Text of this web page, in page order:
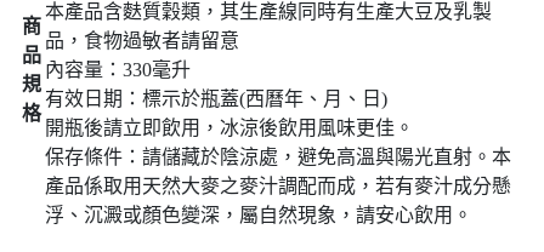
商
品
規
格
本產品含麩質穀類，其生產線同時有生產大豆及乳製
品，食物過敏者請留意
內容量：330毫升
有效日期：標示於瓶蓋(西曆年、月、日)
開瓶後請立即飲用，冰涼後飲用風味更佳。
保存條件：請儲藏於陰涼處，避免高溫與陽光直射。本
產品係取用天然大麥之麥汁調配而成，若有麥汁成分懸
浮、沉澱或顏色變深，屬自然現象，請安心飲用。